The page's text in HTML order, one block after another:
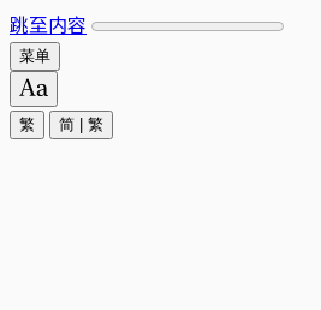
跳至内容
菜单
繁 简 繁